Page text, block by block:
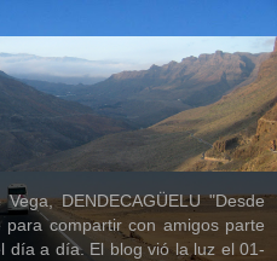
DENDECAGÜELU "Desde
compartir con amigos parte
día a día. El blog vió la luz el 01-